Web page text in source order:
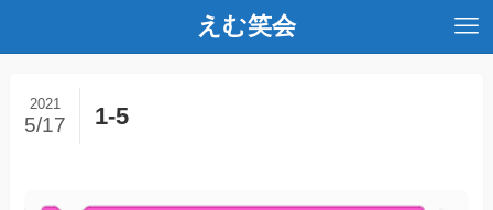
えむ笑会
1-5
2021
5/17